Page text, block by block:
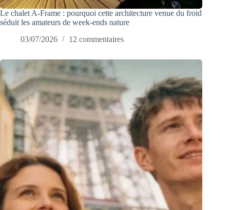
Le chalet A-Frame : pourquoi cette architecture venue du froid
séduit les amateurs de week-ends nature
03/07/2026
12 commentaires